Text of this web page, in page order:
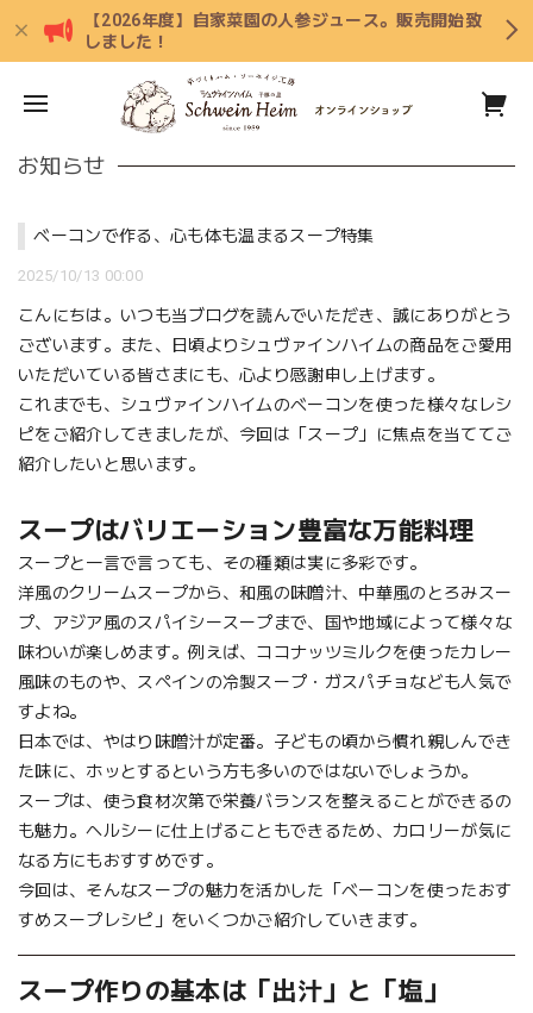
【2026年度】自家菜園の人参ジュース。販売開始致
しました！
お知らせ
ベーコンで作る、心も体も温まるスープ特集
2025/10/13 00:00
こんにちは。いつも当ブログを読んでいただき、誠にありがとう
ございます。また、日頃よりシュヴァインハイムの商品をご愛用
いただいている皆さまにも、心より感謝申し上げます。
これまでも、シュヴァインハイムのベーコンを使った様々なレシ
ピをご紹介してきましたが、今回は「スープ」に焦点を当ててご
紹介したいと思います。
スープはバリエーション豊富な万能料理
スープと一言で言っても、その種類は実に多彩です。
洋風のクリームスープから、和風の味噌汁、中華風のとろみスー
プ、アジア風のスパイシースープまで、国や地域によって様々な
味わいが楽しめます。例えば、ココナッツミルクを使ったカレー
風味のものや、スペインの冷製スープ・ガスパチョなども人気で
すよね。
日本では、やはり味噌汁が定番。子どもの頃から慣れ親しんでき
た味に、ホッとするという方も多いのではないでしょうか。
スープは、使う食材次第で栄養バランスを整えることができるの
も魅力。ヘルシーに仕上げることもできるため、カロリーが気に
なる方にもおすすめです。
今回は、そんなスープの魅力を活かした「ベーコンを使ったおす
すめスープレシピ」をいくつかご紹介していきます。
スープ作りの基本は「出汁」と「塩」